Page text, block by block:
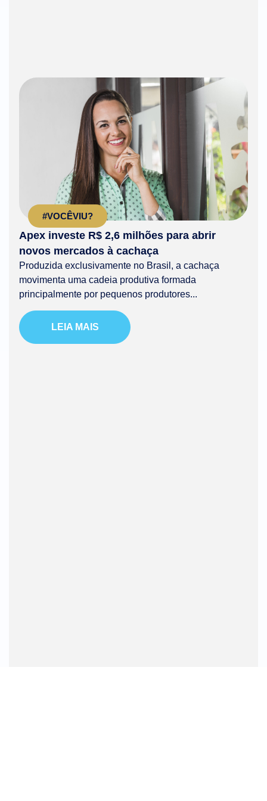
#VOCÊVIU?
Apex investe R$ 2,6 milhões para abrir
novos mercados à cachaça
Produzida exclusivamente no Brasil, a cachaça
movimenta uma cadeia produtiva formada
principalmente por pequenos produtores...
LEIA MAIS